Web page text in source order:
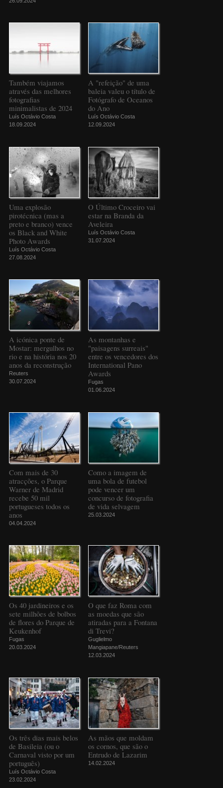
Também viajamos
através das melhores
fotografias
minimalistas de 2024
Luís Octávio Costa
18.09.2024
A "refeição" de uma
baleia valeu o título de
Fotógrafo de Oceanos
do Ano
Luís Octávio Costa
12.09.2024
Uma explosão
pirotécnica (mas a
preto e branco) vence
os Black and White
Photo Awards
Luís Octávio Costa
27.08.2024
O Último Croceiro vai
estar na Branda da
Aveleira
Luís Octávio Costa
31.07.2024
A icónica ponte de
Mostar: mergulhos no
rio e na história nos 20
anos da reconstrução
Reuters
30.07.2024
As montanhas e
"paisagens surreais"
entre os vencedores dos
International Pano
Awards
Fugas
01.06.2024
Com mais de 30
atracções, o Parque
Warner de Madrid
recebe 50 mil
portugueses todos os
anos
04.04.2024
Como a imagem de
uma bola de futebol
pode vencer um
concurso de fotografia
de vida selvagem
25.03.2024
Os 40 jardineiros e os
sete milhões de bolbos
de flores do Parque de
Keukenhof
Fugas
20.03.2024
O que faz Roma com
as moedas que são
atiradas para a Fontana
di Trevi?
Guglielmo
Mangiapane/Reuters
12.03.2024
Os três dias mais belos
de Basileia (ou o
Carnaval visto por um
português)
Luís Octávio Costa
23.02.2024
As mãos que moldam
os cornos, que são o
Entrudo de Lazarim
14.02.2024